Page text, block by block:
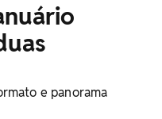
e panorama